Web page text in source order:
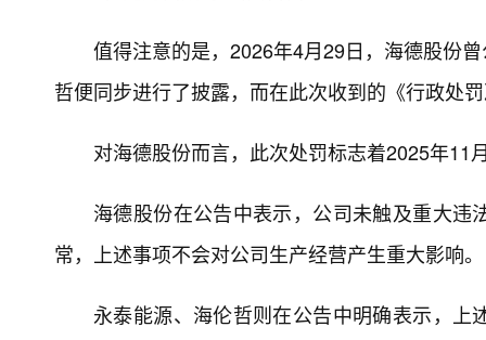
值得注意的是，2026年4月29日，海德股份
哲便同步进行了披露，而在此次收到的《行政处
对海德股份而言，此次处罚标志着2025年11
海德股份在公告中表示，公司未触及重大
常，上述事项不会对公司生产经营产生重大影响。
永泰能源、海伦哲则在公告中明确表示，